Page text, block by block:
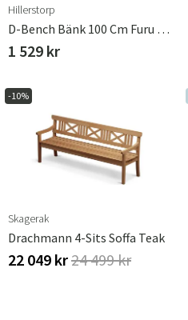
Hillerstorp
D-Bench Bänk 100 Cm Furu Brun Oljad
1 529 kr
-10%
Skagerak
Drachmann 4-Sits Soffa Teak
22 049 kr24 499 kr